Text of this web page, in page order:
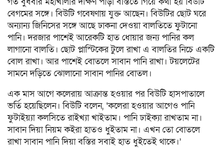
বেগমের সঙ্গে। বিউটি গবেষণায় যুক্ত আছেন। বিউটির ছোট ঘরে
অন্যান্য জিনিসের সঙ্গে আছে ঢাকনা দেওয়া বালতিতে ফুটানো
পানি। দরজার পাশেই আরেকটি হাত ধোয়ার জন্য পানির কল
লাগানো বালতি। ছোট প্লাস্টিকের টুলে রাখা এ বালতির নিচে একটি
বোল রাখা। আর পাশেই বোতলে সাবান পানি রাখা। টয়লেটের
সামনে দড়িতে ঝোলানো সাবান পানির বোতল।
এক মাস আগে কলেরায় আক্রান্ত হওয়ার পর বিউটি হাসপাতালে
ভর্তি হয়েছিলেন। বিউটি বলেন, ‘কলেরা হওয়ার আগেও পানি
ফুটাইয়্যা কলসিতে রাইখ্যা খাইতাম। পানি ঢাইক্যা রাখতাম না।
সাবান দিয়া নিয়ম কইরা হাতও ধুইতাম না। এখন তো বোতলে
রাখা সাবান পানি দিয়া বস্তির সবাই হাত ধুইতেই থাকে।’